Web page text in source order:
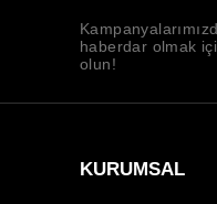
haberdar olmak
olun!
KURUMSAL